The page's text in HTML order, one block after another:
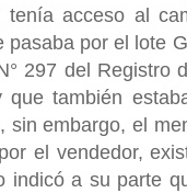
acceso al
por el lote
297 del Registro
que también
sin embargo, el
el vendedor,
indicó a su parte